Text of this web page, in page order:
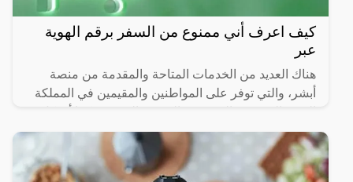
كيف اعرف أني ممنوع من السفر برقم الهوية
عبر
هناك العديد من الخدمات المتاحة والمقدمة من منصة
أبشر، والتي توفر على المواطنين والمقيمين في المملكة
تلك